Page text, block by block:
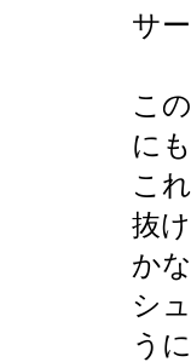
サ
こ
に
こ
抜
か
シ
う